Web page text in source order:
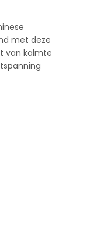
met deze
van kalmte